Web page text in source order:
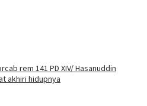
rem 141 PD XIV/ Hasanuddin
akhiri hidupnya